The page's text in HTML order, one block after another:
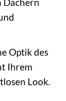
Optik des
Ihrem
Look.